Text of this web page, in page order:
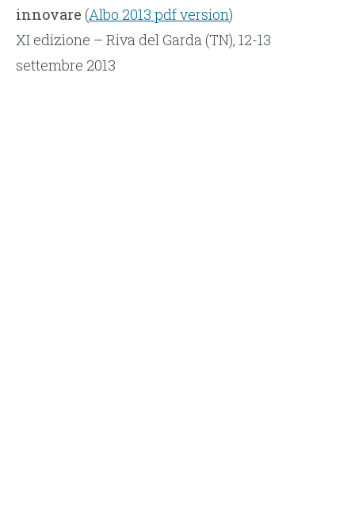
innovare (Albo 2013 pdf version)
XI edizione – Riva del Garda (TN), 12-13
settembre 2013